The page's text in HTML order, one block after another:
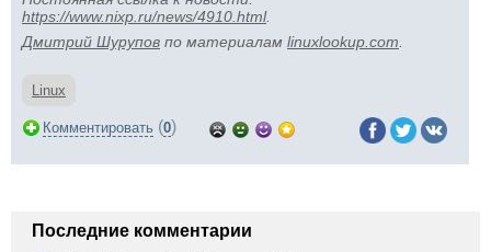
https://www.nixp.ru/news/4910.html.
Дмитрий Шурупов по материалам linuxlookup.com
Linux
Комментировать (0)
Последние комментарии